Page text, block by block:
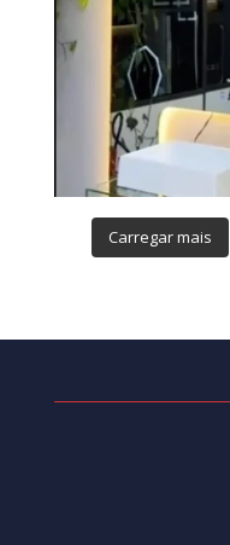
Carregar mais